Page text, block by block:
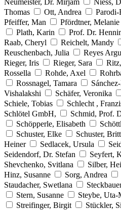
Thomas
Ott, Andrea
Pfeiffer, Man
Pfördtner, Melanie
Plath, Karin
Prof. Dr.
Raab, Cheryl
Reichelt, Mandy
Reuschenbach, Julia
Reyes
Rieger, Iris
Rieger, Sara
Rossella
Rohde, Axel
Rossnagel, Tamara
Vishalakshi
Schäfer, Veronika
Schiele, Tobias
Schlecht ,
Schlötel GmbH,
Schmid, Prof.
Schöpperle, Elisabeth
Schuster, Elke
Schuster,
Heiner
Sedlacek, Ursula
Seidendorf, Dr. Stefan
Seyfert,
Shevchenko, Svitlana
Silber,
Hinz, Susanne
Sorg, Andrea
Staudacher, Swetlana
Stern, Susanne
Steybe, Uta-
Streifinger, Birgit
Stückler,